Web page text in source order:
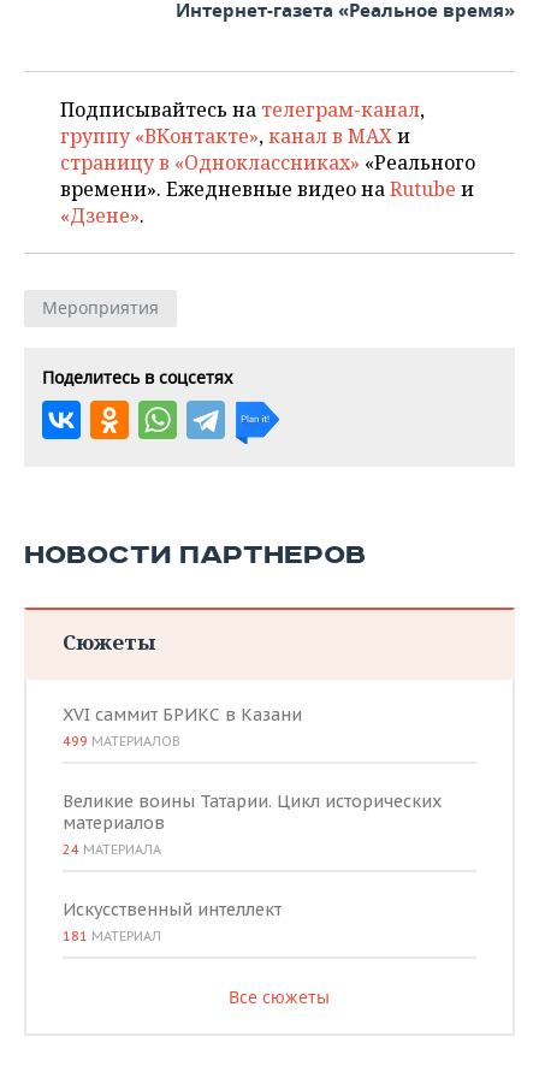
Интернет-газета «Реальное время»
Подписывайтесь на телеграм-канал,
группу «ВКонтакте»,канал в MAXи
страницу в «Одноклассниках» «Реального
времени». Ежедневные видео наRutube и
«Дзене».
Мероприятия
Поделитесь в соцсетях
НОВОСТИ ПАРТНЕРОВ
Сюжеты
XVI саммит БРИКС в Казани
499 МАТЕРИАЛОВ
Великие воины Татарии. Цикл исторических
материалов
24 МАТЕРИАЛА
Искусственный интеллект
181 МАТЕРИАЛ
Все сюжеты